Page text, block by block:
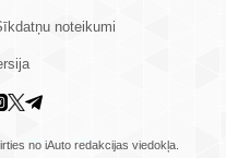
noteikumi
no iAuto redakcijas viedokļa.